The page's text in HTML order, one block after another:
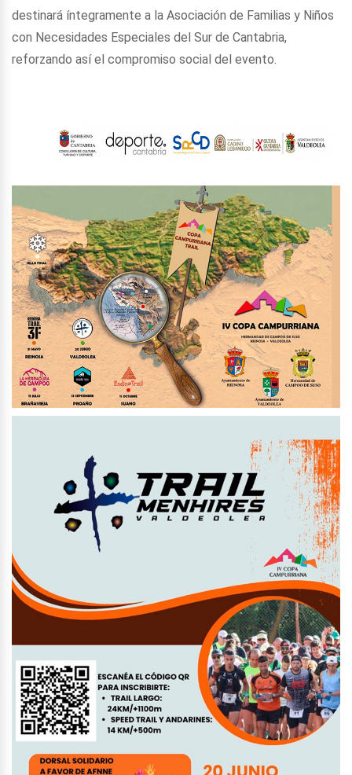
destinará íntegramente a la Asociación de Familias y Niños
con Necesidades Especiales del Sur de Cantabria,
reforzando así el compromiso social del evento.